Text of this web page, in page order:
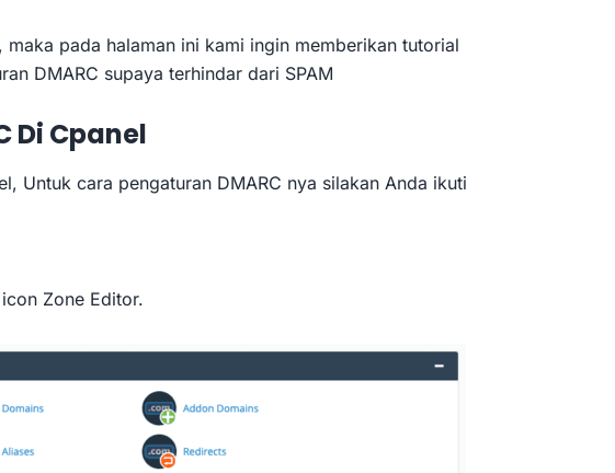
maka pada halaman ini kami ingin memberikan tutorial
DMARC supaya terhindar dari SPAM
Di Cpanel
Untuk cara pengaturan DMARC nya silakan Anda ikuti
Zone Editor.